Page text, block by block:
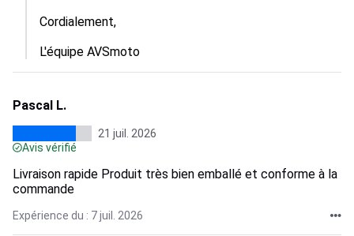
Cordialement,
L'équipe AVSmoto
Pascal L.
21 juil. 2026
Avis vérifié
Livraison rapide Produit très bien emballé et conforme à la
commande
Expérience du : 7 juil. 2026